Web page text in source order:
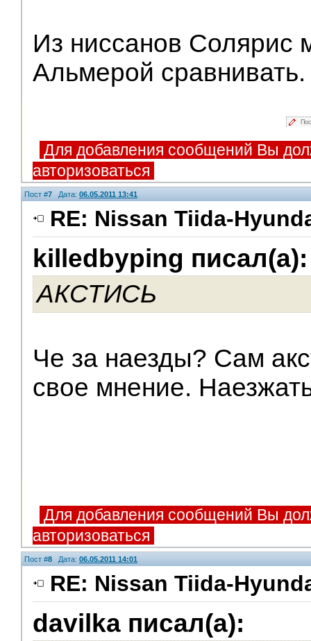
Из ниссанов Солярис
Альмерой сравнивать.
Для добавления сообщений Вы
авторизоваться
Пост #7 Дата: 06.05.2011 13:41
RE: Nissan Tiida-
killedbyping писал(а):
АКСТИСЬ
Че за наезды? Сам
свое мнение.
Помощники
Для добавления сообщений Вы
авторизоваться
Пост #8 Дата: 06.05.2011 14:01
RE: Nissan Tiida-
davilka писал(а):